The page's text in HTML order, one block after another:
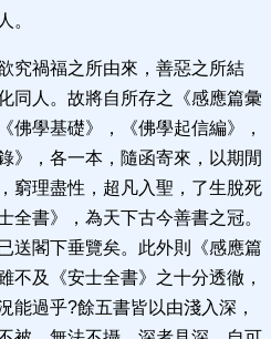
。
究禍福之所由來，善惡之所結
同人。故將自所存之《感應篇彙
佛學基礎》，《佛學起信編》，
》，各一本，隨函寄來，以期閒
窮理盡性，超凡入聖，了生脫死
全書》，為天下古今善書之冠。
送閣下垂覽矣。此外則《感應篇
不及《安士全書》之十分透徹，
能過乎?餘五書皆以由淺入深，